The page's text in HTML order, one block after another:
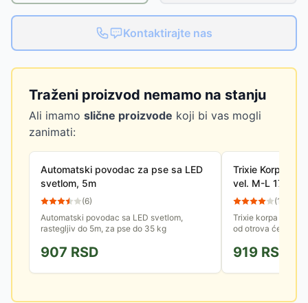
Kontaktirajte nas
Traženi proizvod nemamo na stanju
Ali imamo slične proizvode koji bi vas mogli
zanimati:
Automatski povodac za pse sa LED
svetlom, 5m
(6)
Automatski povodac sa LED svetlom,
rastegljiv do 5m, za pse do 35 kg
907 RSD
Trixie Korpa za
vel. M-L 17594
(14
Trixie korpa za
od otrova će psa
psa - da dahće,...
919 RSD